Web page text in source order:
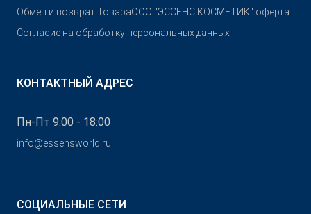
Обмен и возврат ТовараOOO "ЭССЕНС КОСМЕТИК" оферта
Согласие на обработку персональных данных
КОНТАКТНЫЙ АДРЕС
Пн-Пт 9:00 - 18:00
info@essensworld.ru
СОЦИАЛЬНЫЕ СЕТИ